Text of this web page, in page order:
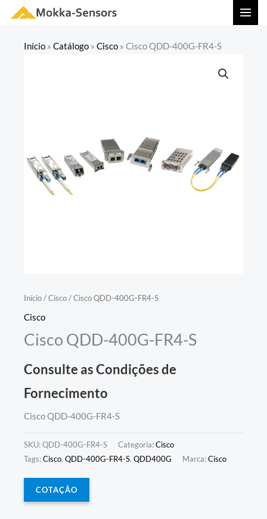
Início » Catálogo » Cisco » Cisco QDD-400G-FR4-S
Início/Cisco/ Cisco QDD-400G-FR4-S
Cisco
Cisco QDD-400G-FR4-S
Consulte as Condições de
Fornecimento
Cisco QDD-400G-FR4-S
SKU:QDD-400G-FR4-S Categoria:Cisco
Tags:Cisco, QDD-400G-FR4-S, QDD400G Marca:Cisco
COTAÇÃO